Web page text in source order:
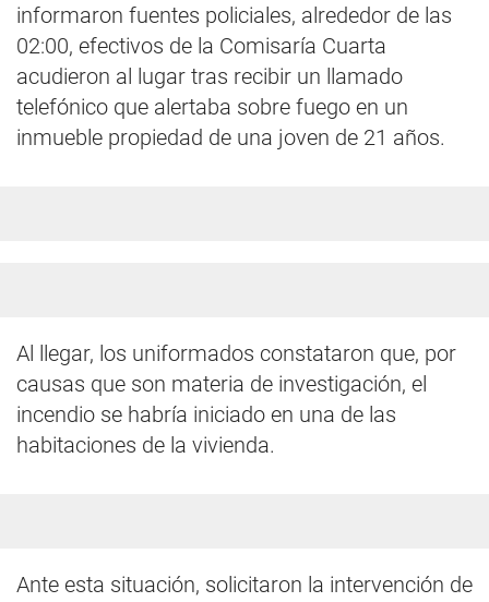
informaron fuentes policiales, alrededor de las
02:00, efectivos de la Comisaría Cuarta
acudieron al lugar tras recibir un llamado
telefónico que alertaba sobre fuego en un
inmueble propiedad de una joven de 21 años.
Al llegar, los uniformados constataron que, por
causas que son materia de investigación, el
incendio se habría iniciado en una de las
habitaciones de la vivienda.
Ante esta situación, solicitaron la intervención de